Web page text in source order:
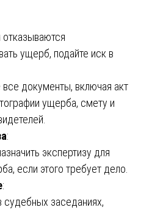
ущерб, подайте иск в
все документы, включая акт
ущерба, смету и
:
экспертизу для
если этого требует дело.
:
судебных заседаниях,